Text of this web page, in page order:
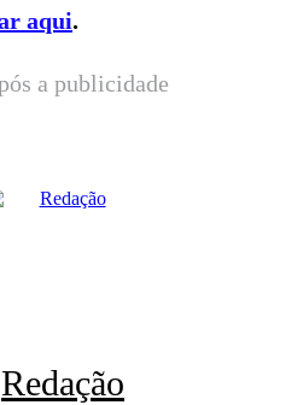
aqui.
a publicidade
Redação